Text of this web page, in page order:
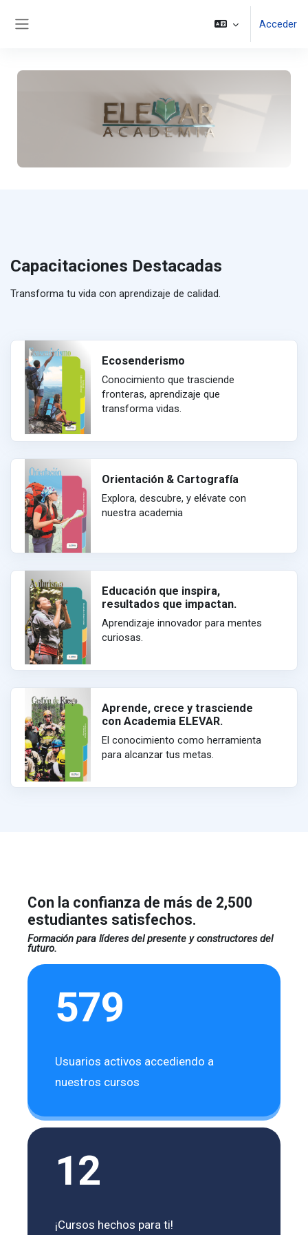
Acceder
Capacitaciones Destacadas
Transforma tu vida con aprendizaje de calidad.
Ecosenderismo
Conocimiento que trasciende
fronteras, aprendizaje que
transforma vidas.
Orientación & Cartografía
Explora, descubre, y elévate con
nuestra academia
Educación que inspira,
resultados que impactan.
Aprendizaje innovador para mentes
curiosas.
Aprende, crece y trasciende
con Academia ELEVAR.
El conocimiento como herramienta
para alcanzar tus metas.
Con la confianza de más de 2,500
estudiantes satisfechos.
Formación para líderes del presente y constructores del
futuro.
579
Usuarios activos accediendo a
nuestros cursos
12
¡Cursos hechos para ti!